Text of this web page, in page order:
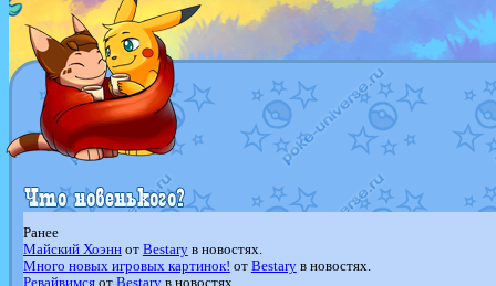
Ранее
Майский Хоэннот Bestaryв новостях.
Много новых игровых картинок! от Bestaryв новостях.
Ревайвимсяот Bestaryв новостях.